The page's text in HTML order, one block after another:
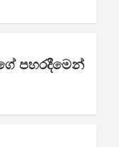
පහරදීමෙන්